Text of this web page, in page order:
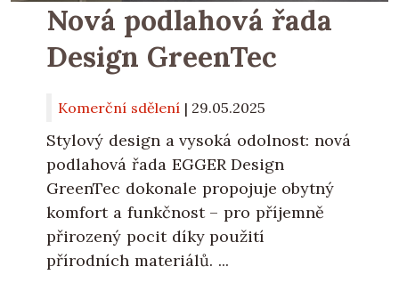
Nová podlahová řada
Design GreenTec
Komerční sdělení | 29.05.2025
Stylový design a vysoká odolnost: nová
podlahová řada EGGER Design
GreenTec dokonale propojuje obytný
komfort a funkčnost – pro příjemně
přirozený pocit díky použití
přírodních materiálů. ...